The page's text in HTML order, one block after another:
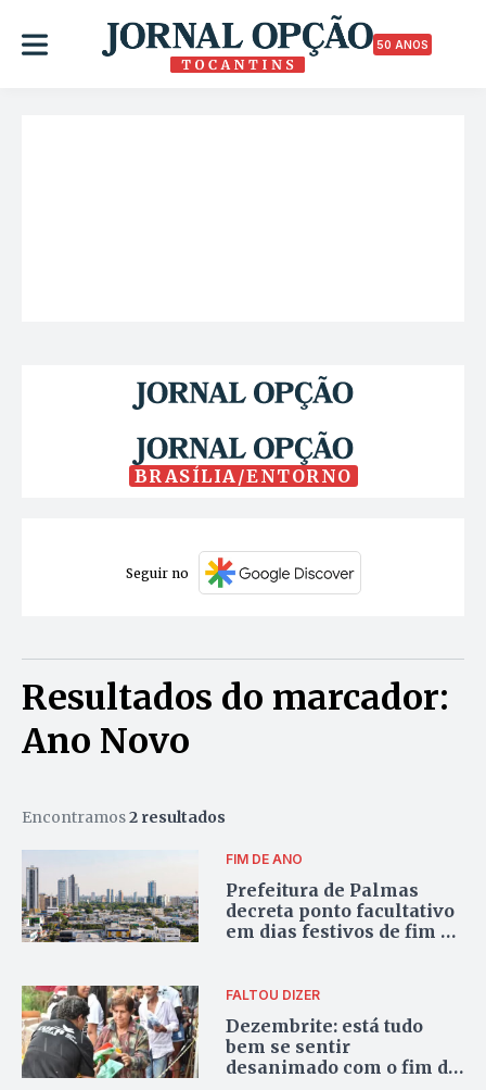
50 ANOS
BRASÍLIA/ENTORNO
Seguir no
Resultados do marcador:
Ano Novo
Encontramos2 resultados
FIM DE ANO
Prefeitura de Palmas
decreta ponto facultativo
em dias festivos de fim de
FALTOU DIZER
Dezembrite: está tudo
bem se sentir
desanimado com o fim de